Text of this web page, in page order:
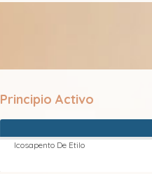
Principio Activo
Icosapento De Etilo